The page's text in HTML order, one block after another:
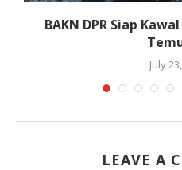
BAKN DPR Siap
July
LEAVE A